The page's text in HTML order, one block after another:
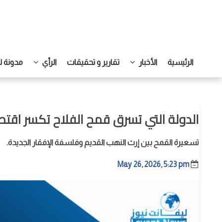
الرئيسية الأخبار تقارير و تحقيقات الرأي مدونة
الدولة التي تسرق قمح الفلاح تكسر
تسعيرة القمح بين إرث النهب القديم وفلسفة الإفقار الجديدة.
May 26, 2026, 5:23 pm